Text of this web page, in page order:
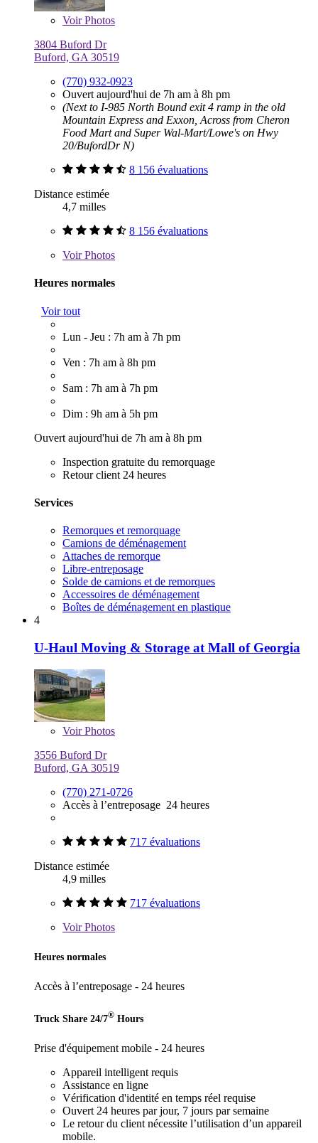
VoirPhotos
3804 Buford Dr
Buford, GA 30519
(770) 932-0923
Ouvert aujourd'hui de 7h am à 8h pm
(Next to I-985 North Bound exit 4 ramp in the old
Mountain Express and Exxon, Across from Cheron
Food Mart and Super Wal-Mart/Lowe's on Hwy
20/BufordDr N)
8 156 évaluations
Distance estimée
4,7 milles
8 156 évaluations
VoirPhotos
Heures normales
Voir tout
Lun - Jeu : 7h am à 7h pm
Ven : 7h am à 8h pm
Sam : 7h am à 7h pm
Dim : 9h am à 5h pm
Ouvert aujourd'hui de 7h am à 8h pm
Inspection gratuite du remorquage
Retour client 24 heures
Services
Remorques et remorquage
Camions de déménagement
Attaches de remorque
Libre-entreposage
Solde de camions et de remorques
Accessoires de déménagement
Boîtes de déménagement en plastique
4
U-Haul Moving & Storage at Mall of Georgia
VoirPhotos
3556 Buford Dr
Buford, GA 30519
(770) 271-0726
Accès à l’entreposage 24 heures
717 évaluations
Distance estimée
4,9 milles
717 évaluations
VoirPhotos
Heures normales
Accès à l’entreposage - 24 heures
Truck Share 24/7® Hours
Prise d'équipement mobile - 24 heures
Appareil intelligent requis
Assistance en ligne
Vérification d'identité en temps réel requise
Ouvert 24 heures par jour, 7 jours par semaine
Le retour du client nécessite l’utilisation d’un appareil
mobile.